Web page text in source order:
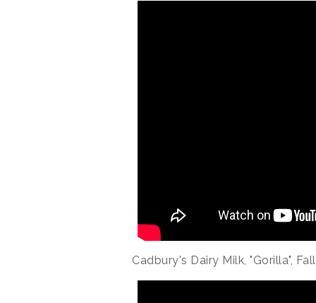
Cadbury's Dairy Milk, "Gorilla",